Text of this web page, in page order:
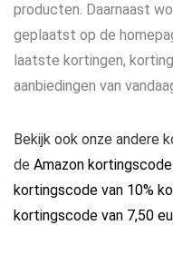
producten. Daarnaast
geplaatst op de
laatste kortingen,
aanbiedingen van
Bekijk ook onze andere
de Amazon
kortingscode van 10%
kortingscode van 7,50